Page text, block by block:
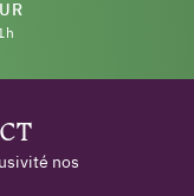
nos